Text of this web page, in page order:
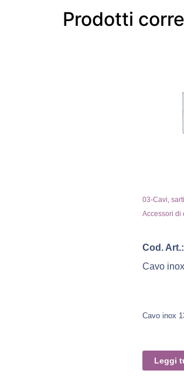
Prodotti
03-Cavi,
Accessori di
Cod. Art.:
Cavo
Cavo inox
Leggi